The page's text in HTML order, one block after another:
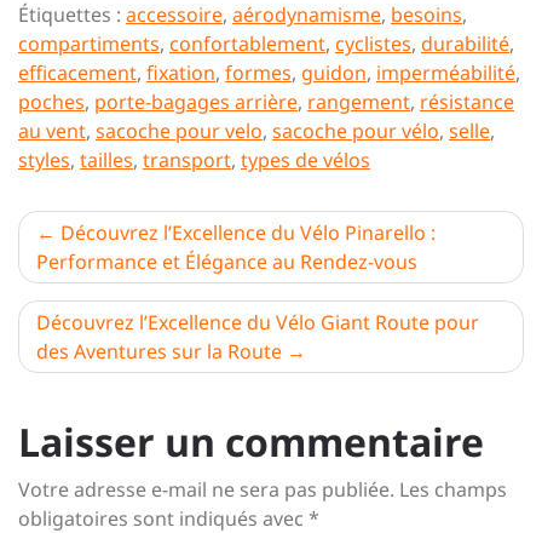
Étiquettes : accessoire, aérodynamisme, besoins,
compartiments, confortablement, cyclistes, durabilité,
efficacement, fixation, formes, guidon, imperméabilité,
poches, porte-bagages arrière, rangement, résistance
au vent, sacoche pour velo, sacoche pour vélo, selle,
styles, tailles, transport, types de vélos
Navigation
de
l’article
Découvrez l’Excellence du Vélo Pinarello :
Performance et Élégance au Rendez-vous
Découvrez l’Excellence du Vélo Giant Route pour
des Aventures sur la Route
Laisser un commentaire
Votre adresse e-mail ne sera pas publiée. Les champs
obligatoires sont indiqués avec *